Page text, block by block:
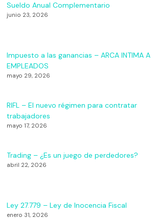
Sueldo Anual Complementario
junio 23, 2026
Impuesto a las ganancias – ARCA INTIMA A
EMPLEADOS
mayo 29, 2026
RIFL – El nuevo régimen para contratar
trabajadores
mayo 17, 2026
Trading – ¿Es un juego de perdedores?
abril 22, 2026
Ley 27.779 – Ley de Inocencia Fiscal
enero 31, 2026